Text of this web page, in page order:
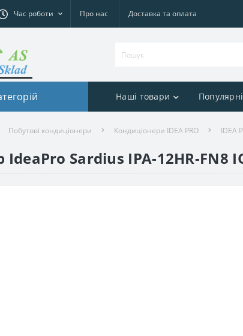
Час роботи Про нас Доставка та оплата
Наші товари
Побутові кондиціонери Кондиціонери IDEA PRO IDEA
Sardius IPA-12HR-FN8